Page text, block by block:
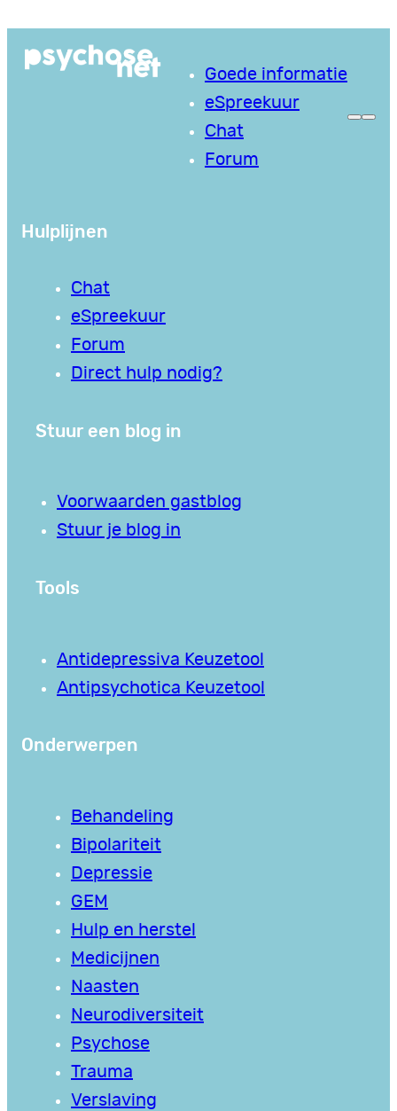
naar
Goede informatie
eSpreekuur
Chat
Forum
Hulplijnen
Chat
eSpreekuur
Forum
Direct hulp nodig?
Stuur een blog in
Voorwaarden gastblog
Stuur je blog in
Tools
Antidepressiva Keuzetool
Antipsychotica Keuzetool
Onderwerpen
Behandeling
Bipolariteit
Depressie
GEM
Hulp en herstel
Medicijnen
Naasten
Neurodiversiteit
Psychose
Trauma
Verslaving